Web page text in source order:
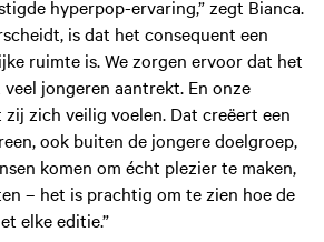
hyperpop-ervaring,” zegt Bianca.
is dat het consequent een
ruimte is. We zorgen ervoor dat het
jongeren aantrekt. En onze
zich veilig voelen. Dat creëert een
ook buiten de jongere doelgroep,
komen om écht plezier te maken,
– het is prachtig om te zien hoe de
elke editie.”